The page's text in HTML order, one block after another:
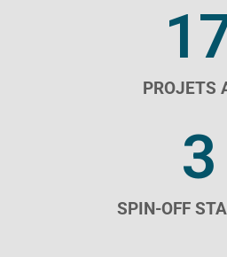
PROJETS
3
SPIN-OFF